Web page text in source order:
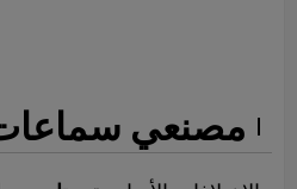
مصنعي سماعات